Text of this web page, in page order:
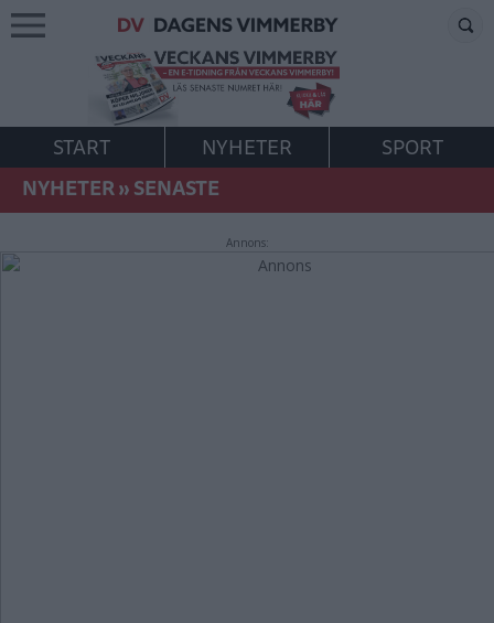
START NYHETER
SPORT
NYHETER»SENASTE
Annons: